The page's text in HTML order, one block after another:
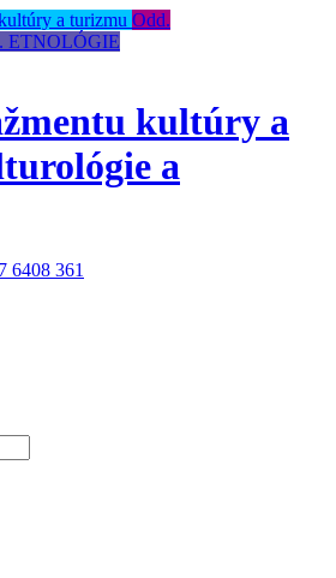
a turizmu Odd.
ETNOLÓGIE
kultúry a
a
6408 361